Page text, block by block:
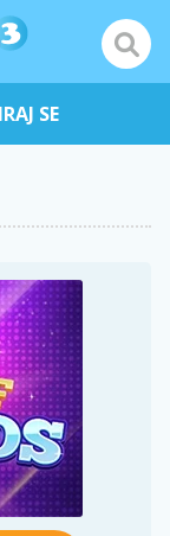
SE